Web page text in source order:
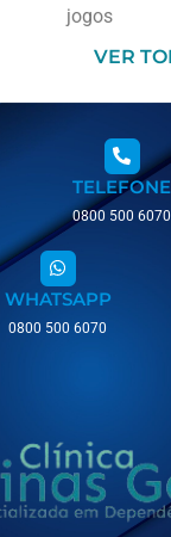
jogos
VER
TELEFONE
0800 500 6070
WHATSAPP
0800 500 6070